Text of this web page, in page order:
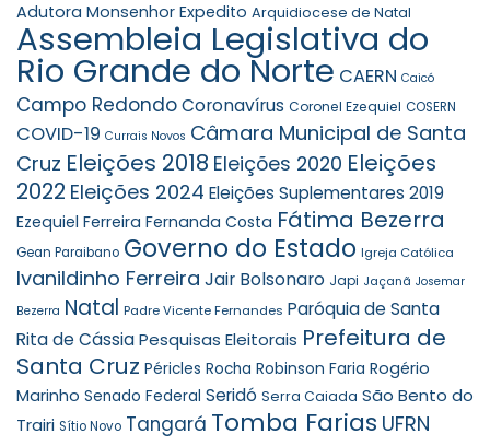
Adutora Monsenhor Expedito Arquidiocese de Natal
Assembleia Legislativa do
Rio Grande do Norte CAERN Caicó
Campo RedondoCoronavírus Coronel Ezequiel COSERN
COVID-19 Currais Novos Câmara Municipal de Santa
Cruz Eleições 2018 Eleições 2020 Eleições
2022 Eleições 2024 Eleições Suplementares 2019
Ezequiel Ferreira Fernanda Costa Fátima Bezerra
Gean Paraibano Governo do Estado Igreja Católica
Ivanildinho Ferreira Jair Bolsonaro Japi Jaçanã Josemar
Bezerra Natal Padre Vicente Fernandes Paróquia de Santa
Rita de CássiaPesquisas Eleitorais Prefeitura de
Santa Cruz Péricles Rocha Robinson Faria Rogério
Marinho Senado Federal Seridó Serra Caiada São Bento do
Trairi Sítio Novo Tangará Tomba Farias UFRN